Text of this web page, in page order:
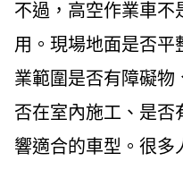
不過，高空作業車不
用。現場地面是否平
業範圍是否有障礙物
否在室內施工、是否
響適合的車型。很多